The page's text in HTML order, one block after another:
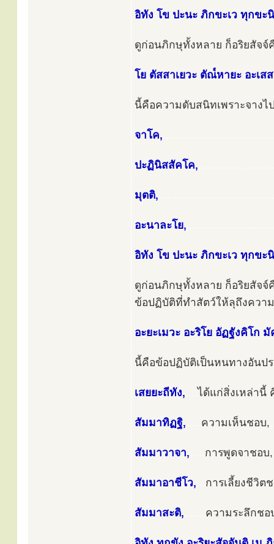
อิทัง โข ปะนะ ภิกขะเว ทุกขะ
ดูก่อนภิกษุทั้งหลาย ก็อริยสัจ
โย ตัสสาเยวะ ตัณ๎หายะ อะเส
นี้คือความดับสนิทเพราะจาง
จาโค,
ปะฏินิสสัคโค,
มุตติ,
อะนาละโย,
อิทัง โข ปะนะ ภิกขะเว ทุกขะ
ดูก่อนภิกษุทั้งหลาย ก็อริยสัจจ์
ข้อปฏิบัติที่ทำสัตว์ให้ลุถึงควา
อะยะเมวะ อะริโย อัฏฐังคิโก
นี้คือข้อปฏิบัติเป็นหนทางอันปร
เสยยะถีทัง, ....ได้แก่สิ่งเหล่านี้
สัมมาทิฏฐิ, ความเห็นชอบ,
สัมมาวาจา, การพูดจาชอบ,
สัมมาอาชีโว, การเลี้ยงชีวิต
สัมมาสะติ, ความระลึกชอ